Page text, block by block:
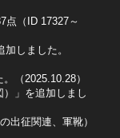
点（ID 17327～
しました。
（2025.10.28）
）」を追加しまし
出征関連、軍靴）